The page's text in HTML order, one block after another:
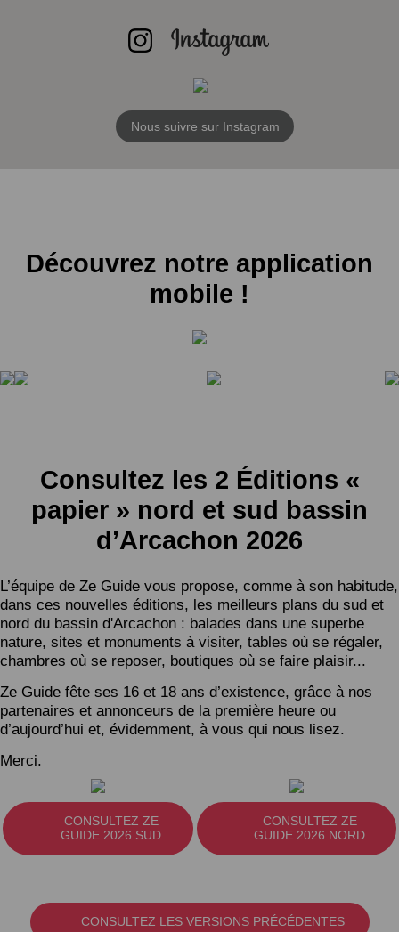
Nous suivre sur Instagram
Découvrez notre application
mobile !
Consultez les 2 Éditions «
papier » nord et sud bassin
d’Arcachon 2026
L’équipe de Ze Guide vous propose, comme à son habitude,
dans ces nouvelles éditions, les meilleurs plans du sud et
nord du bassin d'Arcachon : balades dans une superbe
nature, sites et monuments à visiter, tables où se régaler,
chambres où se reposer, boutiques où se faire plaisir...
Ze Guide fête ses 16 et 18 ans d’existence, grâce à nos
partenaires et annonceurs de la première heure ou
d’aujourd’hui et, évidemment, à vous qui nous lisez.
Merci.
CONSULTEZ ZE
GUIDE 2026 SUD
CONSULTEZ ZE
GUIDE 2026 NORD
CONSULTEZ LES VERSIONS PRÉCÉDENTES